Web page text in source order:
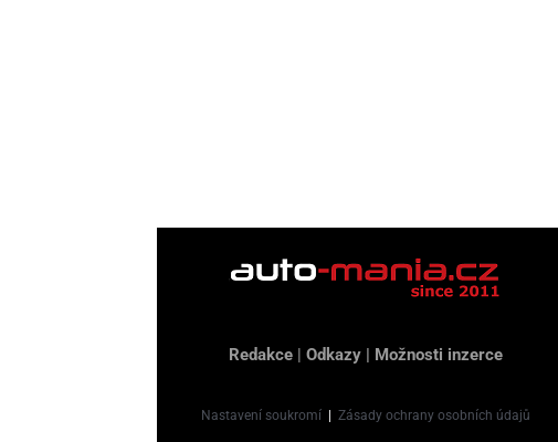
Redakce |Odkazy | Možnosti inzerce
Nastavení soukromí |Zásady ochrany osobních údajů